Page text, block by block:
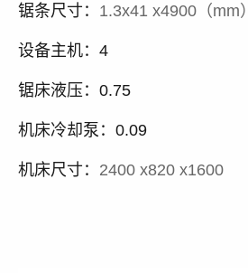
锯条尺寸： 1.3x41 x4900 （mm）
设备主机：4
锯床液压：0.75
机床冷却泵：0.09
机床尺寸： 2400 x820 x1600